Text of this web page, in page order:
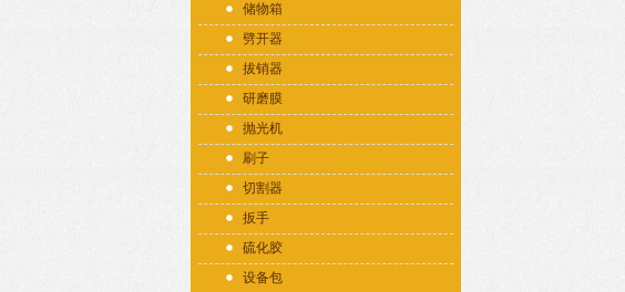
储物箱
劈开器
拔销器
研磨膜
抛光机
刷子
切割器
扳手
硫化胶
设备包